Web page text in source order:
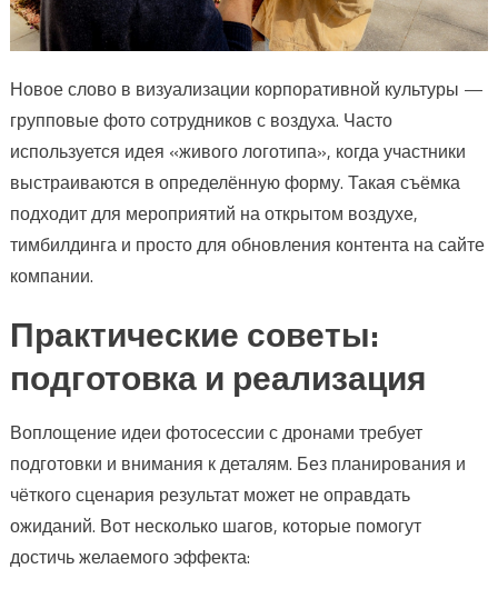
Новое слово в визуализации корпоративной культуры —
групповые фото сотрудников с воздуха. Часто
используется идея «живого логотипа», когда участники
выстраиваются в определённую форму. Такая съёмка
подходит для мероприятий на открытом воздухе,
тимбилдинга и просто для обновления контента на сайте
компании.
Практические советы:
подготовка и реализация
Воплощение идеи фотосессии с дронами требует
подготовки и внимания к деталям. Без планирования и
чёткого сценария результат может не оправдать
ожиданий. Вот несколько шагов, которые помогут
достичь желаемого эффекта: